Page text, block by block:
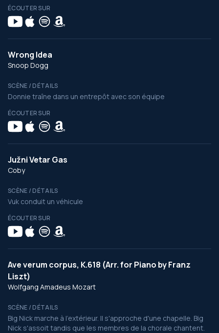
ÉCOUTER SUR
Wrong Idea
Snoop Dogg
SCÈNE / DÉTAILS
Donnie traîne dans un entrepôt avec son équipe
ÉCOUTER SUR
Južni Vetar Gas
Coby
SCÈNE / DÉTAILS
Vuk conduit un véhicule
ÉCOUTER SUR
Ave verum corpus, K.618 (Arr. for Piano by Franz
Liszt)
Wolfgang Amadeus Mozart
SCÈNE / DÉTAILS
Big Nick marche à l'extérieur. Il s'approche d'une chapelle. Big
Nick s'assoit tandis que les membres de la chorale chantent.